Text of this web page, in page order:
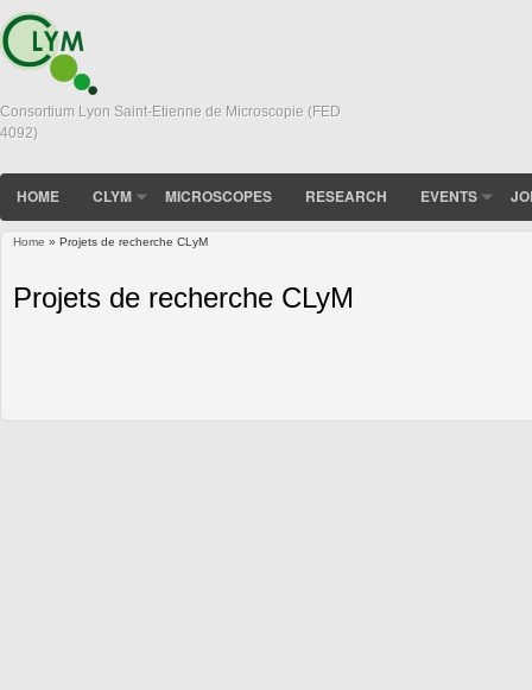
Consortium Lyon Saint-Etienne de Microscopie (FED
4092)
HOME CLYM MICROSCOPES RESEARCH EVENTS
Home » Projets de recherche CLyM
Projets de recherche CLyM